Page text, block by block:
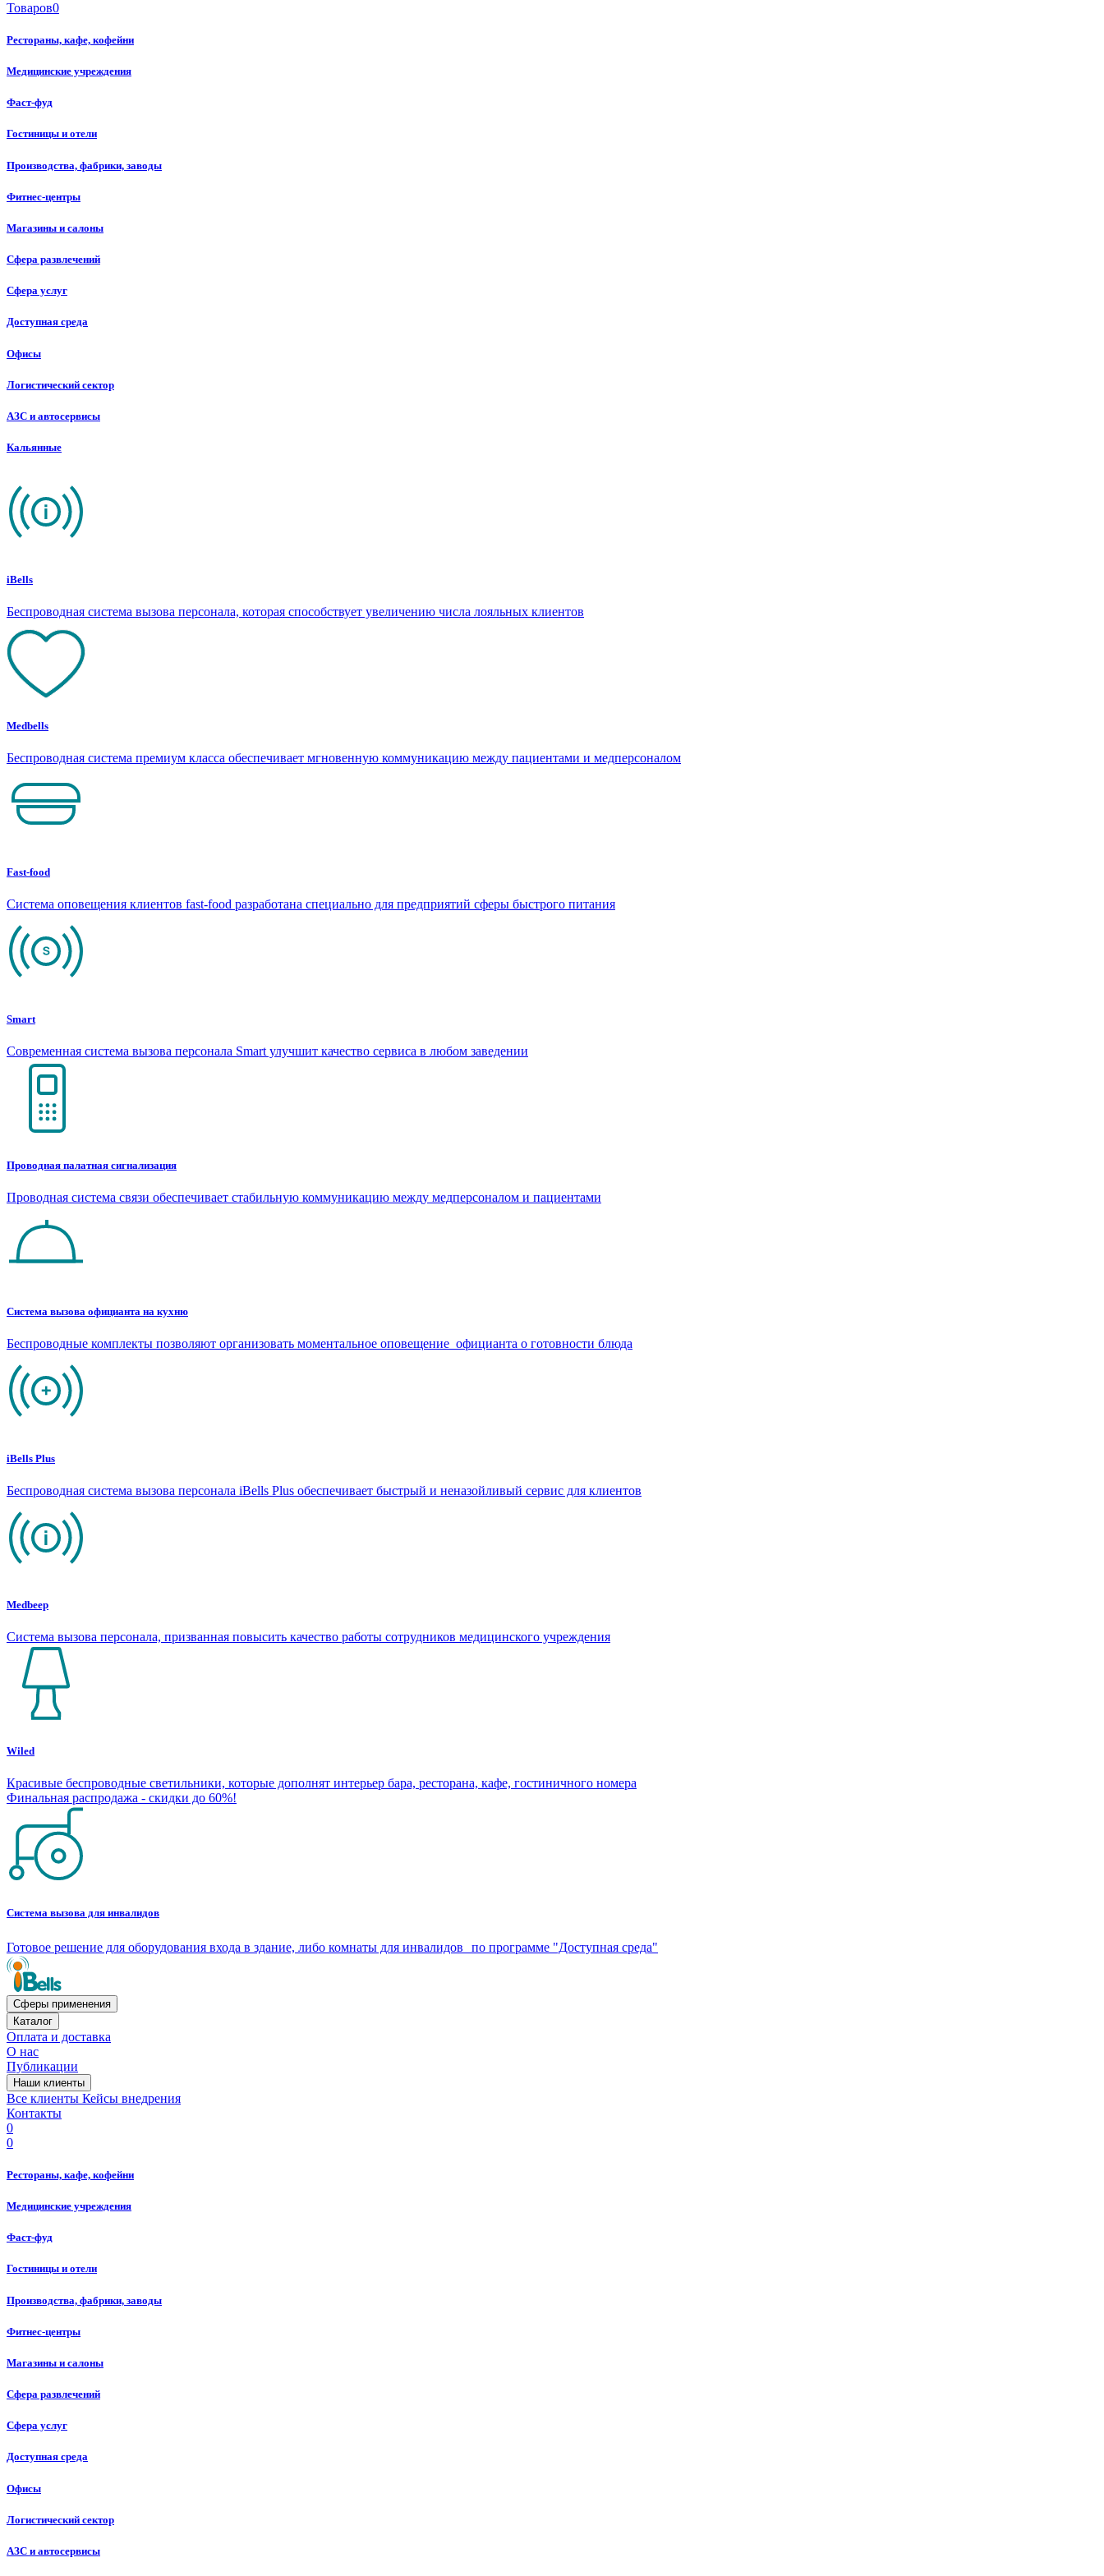
Товаров0
Рестораны, кафе, кофейни
Медицинские учреждения
Фаст-фуд
Гостиницы и отели
Производства, фабрики, заводы
Фитнес-центры
Магазины и салоны
Сфера развлечений
Сфера услуг
Доступная среда
Офисы
Логистический сектор
АЗС и автосервисы
Кальянные
iBells
Беспроводная система вызова персонала, которая способствует увеличению числа лояльных клиентов
Medbells
Беспроводная система премиум класса обеспечивает мгновенную коммуникацию между пациентами и медперсоналом
Fast-food
Система оповещения клиентов fast-food разработана специально для предприятий сферы быстрого питания
Smart
Современная система вызова персонала Smart улучшит качество сервиса в любом заведении
Проводная палатная сигнализация
Проводная система связи обеспечивает стабильную коммуникацию между медперсоналом и пациентами
Система вызова официанта на кухню
Беспроводные комплекты позволяют организовать моментальное оповещение официанта о готовности блюда
iBells Plus
Беспроводная система вызова персонала iBells Plus обеспечивает быстрый и неназойливый сервис для клиентов
Medbeep
Система вызова персонала, призванная повысить качество работы сотрудников медицинского учреждения
Wiled
Красивые беспроводные светильники, которые дополнят интерьер бара, ресторана, кафе, гостиничного номера
Финальная распродажа - скидки до 60%!
Система вызова для инвалидов
Готовое решение для оборудования входа в здание, либо комнаты для инвалидов по программе "Доступная среда"
Сферы применения
Каталог
Оплата и доставка
О нас
Публикации
Наши клиенты
Все клиенты Кейсы внедрения
Контакты
0
0
Рестораны, кафе, кофейни
Медицинские учреждения
Фаст-фуд
Гостиницы и отели
Производства, фабрики, заводы
Фитнес-центры
Магазины и салоны
Сфера развлечений
Сфера услуг
Доступная среда
Офисы
Логистический сектор
АЗС и автосервисы